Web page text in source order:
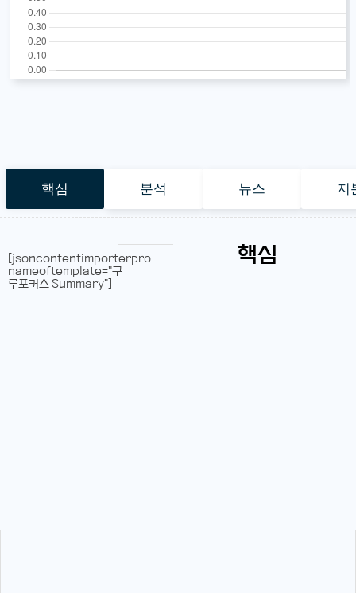
핵심 분석 뉴스 지
핵심
[jsoncontentimporterpro
nameoftemplate="구
루포커스 Summary"]